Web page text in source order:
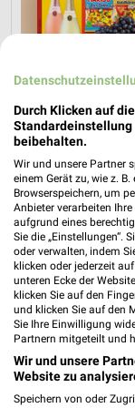
Angebote ab
Noch morgen gültig
XXXLutz
Durch Klicken auf
beibehalten.
Wir und unsere Partner
einem Gerät zu, wie z.
Browserspeichern, um
Anbieter verarbeiten
aufgrund eines
Sie die „Einstellungen“.
oder verwalten, indem
klicken oder jederzeit
unteren Ecke der
klicken Sie auf den
und klicken Sie auf den
Sie Ihre Einwilligung
Partnern mitgeteilt und
Wir und unsere
Website zu
Speichern von oder